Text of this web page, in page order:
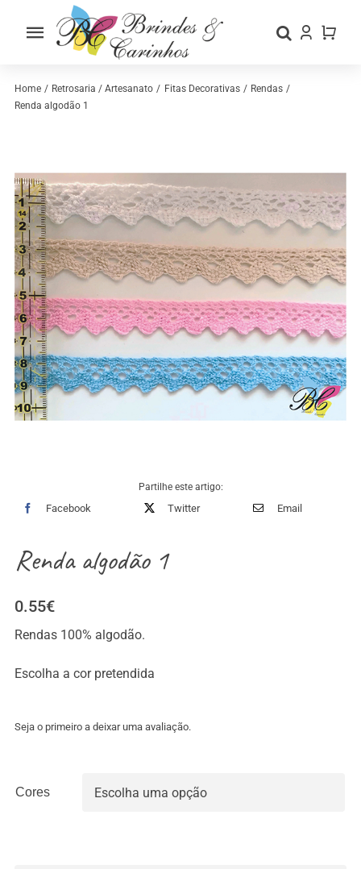
Toggle
Home
Loja
Categorias
Contactos
Home Retrosaria / Artesanato Fitas Decorativas
Rendas
Renda algodão 1
Partilhe este artigo:
Facebook Twitter Email
Renda algodão 1
0.55€
Rendas 100% algodão.
Escolha a cor pretendida
Seja o primeiro a deixar uma avaliação.
Cores